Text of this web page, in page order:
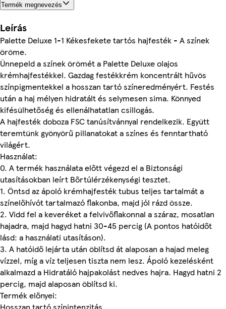
Termék megnevezés
Leírás
Palette Deluxe 1-1 Kékesfekete tartós hajfesték - A színek
öröme.
Ünnepeld a színek örömét a Palette Deluxe olajos
krémhajfestékkel. Gazdag festékkrém koncentrált hűvös
színpigmentekkel a hosszan tartó színeredményért. Festés
után a haj mélyen hidratált és selymesen sima. Könnyed
kifésülhetőség és ellenálhatatlan csillogás.
A hajfesték doboza FSC tanúsítvánnyal rendelkezik. Együtt
teremtünk gyönyörű pillanatokat a színes és fenntartható
világért.
Használat:
0. A termék használata előtt végezd el a Biztonsági
utasításokban leírt Bőrtúlérzékenységi tesztet.
1. Öntsd az ápoló krémhajfesték tubus teljes tartalmát a
színelőhívót tartalmazó flakonba, majd jól rázd össze.
2. Vidd fel a keveréket a felvivőflakonnal a száraz, mosatlan
hajadra, majd hagyd hatni 30-45 percig (A pontos hatóidőt
lásd: a használati utasításon).
3. A hatóidő lejárta után öblítsd át alaposan a hajad meleg
vízzel, míg a víz teljesen tiszta nem lesz. Ápoló kezelésként
alkalmazd a Hidratáló hajpakolást nedves hajra. Hagyd hatni 2
percig, majd alaposan öblítsd ki.
Termék előnyei:
Hosszan tartó színintenzitás